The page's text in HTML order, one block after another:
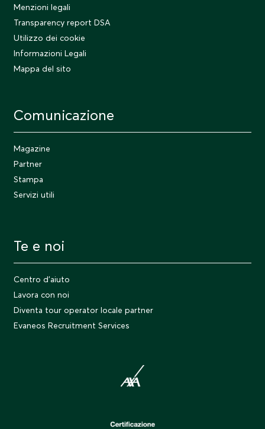
Menzioni legali
Transparency report DSA
Utilizzo dei cookie
Informazioni Legali
Mappa del sito
Comunicazione
Magazine
Partner
Stampa
Servizi utili
Te e noi
Centro d'aiuto
Lavora con noi
Diventa tour operator locale partner
Evaneos Recruitment Services